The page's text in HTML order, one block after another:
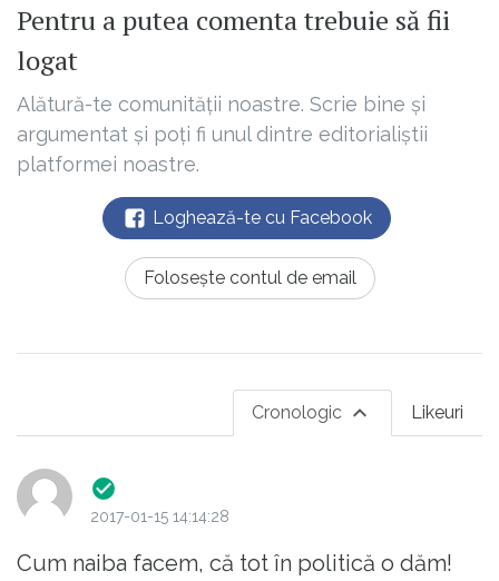
Pentru a putea comenta trebuie să fii
logat
Alătură-te comunității noastre. Scrie bine și
argumentat și poți fi unul dintre editorialiștii
platformei noastre.
Loghează-te cu Facebook
Folosește contul de email
Likeuri
Cronologic
2017-01-15 14:14:28
Cum naiba facem, că tot în politică o dăm!